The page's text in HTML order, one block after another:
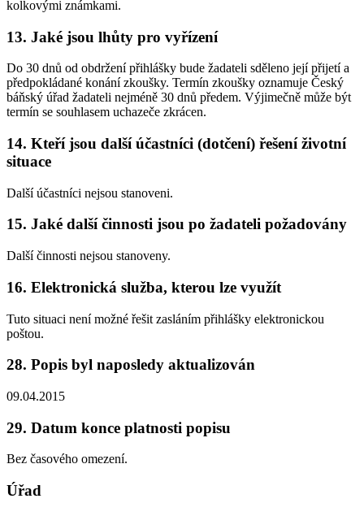
kolkovými známkami.
13. Jaké jsou lhůty pro vyřízení
Do 30 dnů od obdržení přihlášky bude žadateli sděleno její přijetí a
předpokládané konání zkoušky. Termín zkoušky oznamuje Český
báňský úřad žadateli nejméně 30 dnů předem. Výjimečně může být
termín se souhlasem uchazeče zkrácen.
14. Kteří jsou další účastníci (dotčení) řešení životní
situace
Další účastníci nejsou stanoveni.
15. Jaké další činnosti jsou po žadateli požadovány
Další činnosti nejsou stanoveny.
16. Elektronická služba, kterou lze využít
Tuto situaci není možné řešit zasláním přihlášky elektronickou
poštou.
28. Popis byl naposledy aktualizován
09.04.2015
29. Datum konce platnosti popisu
Bez časového omezení.
Úřad